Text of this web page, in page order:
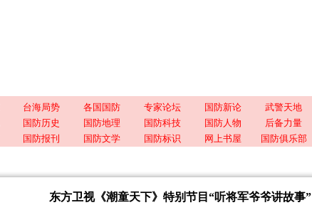
台海局势 各国国防 专家论坛 国防新论 武警天地
国防历史 国防地理 国防科技 国防人物 后备力量
国防报刊 国防文学 国防标识 网上书屋 国防俱乐部
东方卫视《潮童天下》特别节目“听将军爷爷讲故事”